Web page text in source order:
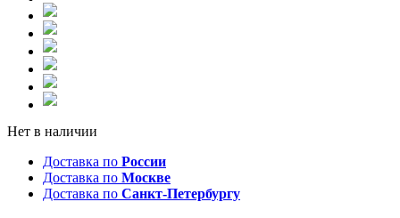
Нет в наличии
Доставка по России
Доставка по Москве
Доставка по Санкт-Петербургу